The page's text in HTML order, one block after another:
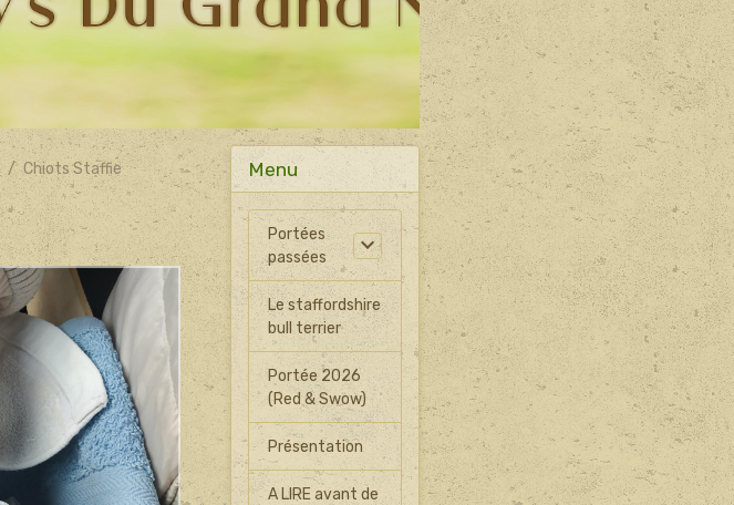
Chiots Staffie Menu
Portées
passées
Le staffordshire
bull terrier
Portée 2026
(Red & Swow)
Présentation
A LIRE avant de